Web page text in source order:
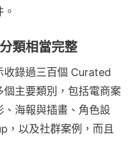
類相當完整
收錄過三百個 Curated
主要類別，包括電商案
海報與插畫、角色設
，以及社群案例，而且